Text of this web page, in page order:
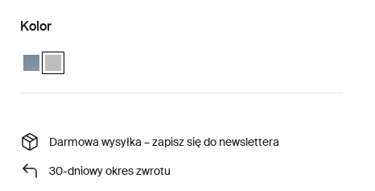
Kolor
Thule Widesky – zestaw camp comfort Ciemnoszary
Thule Widesky – zestaw camp comfort Szary Ashland (selected)
Darmowa wysyłka – zapisz się do newslettera
30-dniowy okres zwrotu